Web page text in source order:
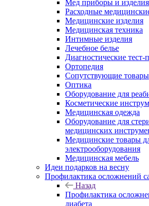
Мед приборы и изделия
Расходные
Медицинские изделия
Медицинская техника
Интимные изделия
Лечебное белье
Диагностические тест-
Ортопедия
Сопутствующие товары
Оптика
Оборудование для
Косметические
Медицинская одежда
Оборудование для
медицинских
Медицинские товары
электрооборудования
Медицинская мебель
Идеи подарков на весну
Профилактика осложнений
Назад
Профилактика
диабета